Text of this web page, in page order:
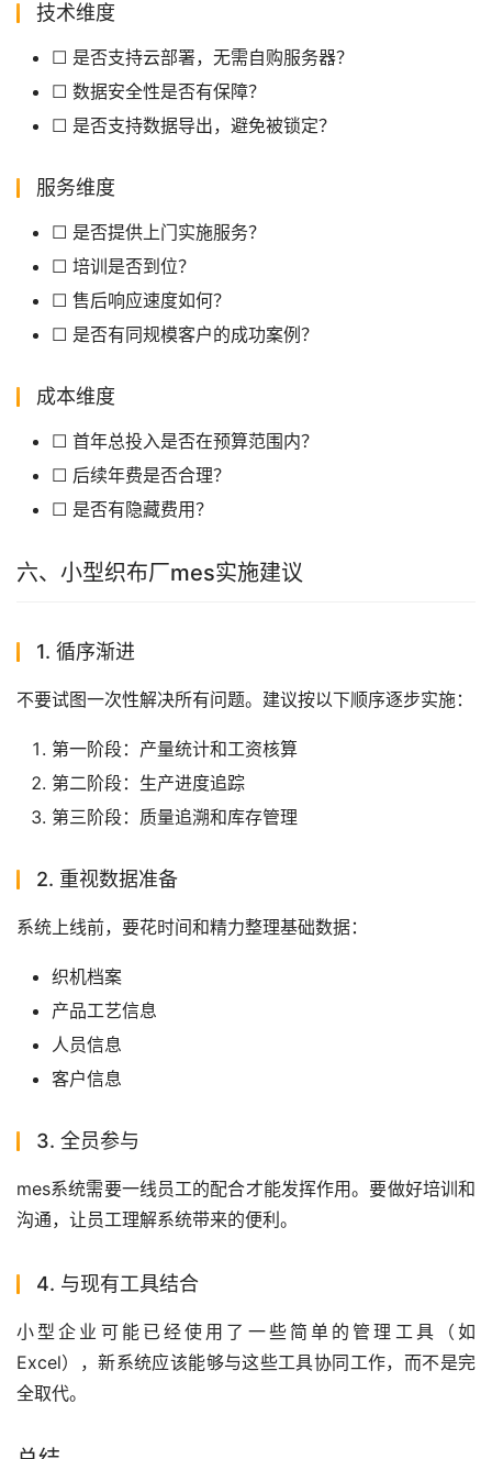
技术维度
☐ 是否支持云部署，无需自购服务器？
☐ 数据安全性是否有保障？
☐ 是否支持数据导出，避免被锁定？
服务维度
☐ 是否提供上门实施服务？
☐ 培训是否到位？
☐ 售后响应速度如何？
☐ 是否有同规模客户的成功案例？
成本维度
☐ 首年总投入是否在预算范围内？
☐ 后续年费是否合理？
☐ 是否有隐藏费用？
六、小型织布厂mes实施建议
1. 循序渐进
不要试图一次性解决所有问题。建议按以下顺序逐步实施：
第一阶段：产量统计和工资核算
第二阶段：生产进度追踪
第三阶段：质量追溯和库存管理
2. 重视数据准备
系统上线前，要花时间和精力整理基础数据：
织机档案
产品工艺信息
人员信息
客户信息
3. 全员参与
mes系统需要一线员工的配合才能发挥作用。要做好培训和
沟通，让员工理解系统带来的便利。
4. 与现有工具结合
小型企业可能已经使用了一些简单的管理工具（如
Excel），新系统应该能够与这些工具协同工作，而不是完
全取代。